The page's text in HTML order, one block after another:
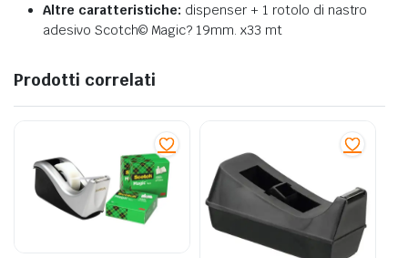
Altre caratteristiche: dispenser + 1 rotolo di nastro
adesivo Scotch© Magic? 19mm. x33 mt
Prodotti correlati